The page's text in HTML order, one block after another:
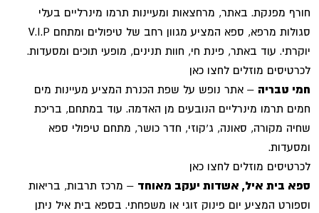
חורף מפנקת. באתר, מרחצאות ומעיינות תרמו מינרליים בעלי
סגולות מרפא, ספא המציע מגוון רחב של טיפולים ומתחם V.I.P
יוקרתי. עוד באתר, פינת חי, חוות תנינים, מופעי תוכים ומסעדות.
לכרטיסים מוזלים לחצו כאן
חמי טבריה – אתר נופש על שפת הכנרת המציע מעיינות מים
חמים תרמו מינרליים הנובעים מן האדמה. עוד במתחם, בריכת
שחיה מקורה, סאונה, ג'קוזי, חדר כושר, מתחם טיפולי ספא
ומסעדות.
לכרטיסים מוזלים לחצו כאן
ספא בית איל, אשדות יעקב מאוחד – מרכז תרבות, בריאות
וספורט המציע יום פינוק זוגי או משפחתי. בספא בית איל ניתן